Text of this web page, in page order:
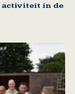
activiteit in de